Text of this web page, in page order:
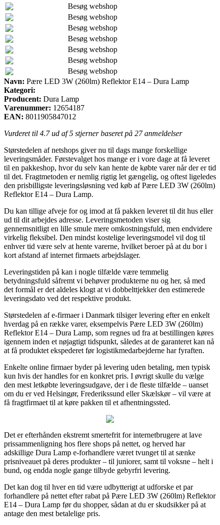
Besøg webshop
Besøg webshop
Besøg webshop
Besøg webshop
Besøg webshop
Besøg webshop
Besøg webshop
Navn: Pære LED 3W (260lm) Reflektor E14 – Dura Lamp
Kategori:
Producent: Dura Lamp
Varenummer: 12654187
EAN: 8011905847012
Vurderet til 4.7ud af 5 stjerner baseret på 27anmeldelser
Størstedelen af netshops giver nu til dags mange forskellige
leveringsmåder. Førstevalget hos mange er i vore dage at få leveret
til en pakkeshop, hvor du selv kan hente de købte varer når der er tid
til det. Fragtmetoden er nemlig rigtig let gængelig, og oftest ligeledes
den prisbilligste leveringsløsning ved køb af Pære LED 3W (260lm)
Reflektor E14 – Dura Lamp.
Du kan tillige afveje for og imod at få pakken leveret til dit hus eller
ud til dit arbejdes adresse. Leveringsmetoden viser sig
gennemsnitligt en lille smule mere omkostningsfuld, men endvidere
virkelig fleksibel. Den mindst kostelige leveringsmodel vil dog til
enhver tid være selv at hente varerne, hvilket beroer på at du bor i
kort afstand af internet firmaets arbejdslager.
Leveringstiden på kan i nogle tilfælde være temmelig
betydningsfuld såfremt vi behøver produkterne nu og her, så med
det formål er det aldeles klogt at vi dobbelttjekker den estimerede
leveringsdato ved det respektive produkt.
Størstedelen af e-firmaer i Danmark tilsiger levering efter en enkelt
hverdag på en række varer, eksempelvis Pære LED 3W (260lm)
Reflektor E14 – Dura Lamp, som regnes ud fra at bestillingen køres
igennem inden et nøjagtigt tidspunkt, således at de garanteret kan nå
at få produktet ekspederet før logistikmedarbejderne har fyraften.
Enkelte online firmaer byder på levering uden betaling, men typisk
kun hvis der handles for en konkret pris. I øvrigt skulle du vælge
den mest letkøbte leveringsudgave, der i de fleste tilfælde – uanset
om du er ved Helsingør, Frederikssund eller Skælskør – vil være at
få fragtfirmaet til at køre pakken til et afhentningssted.
Det er efterhånden ekstremt smertefrit for internetbrugere at lave
prissammenligning hos flere shops på nettet, og herved har
adskillige Dura Lamp e-forhandlere været tvunget til at sænke
prisniveauet på deres produkter – til juniorer, samt til voksne – helt i
bund, og endda nogle gange tilbyde gebyrfri levering.
Det kan dog til hver en tid være udbytterigt at udforske et par
forhandlere på nettet efter rabat på Pære LED 3W (260lm) Reflektor
E14 – Dura Lamp før du shopper, sådan at du er skudsikker på at
antage den mest betalelige pris.